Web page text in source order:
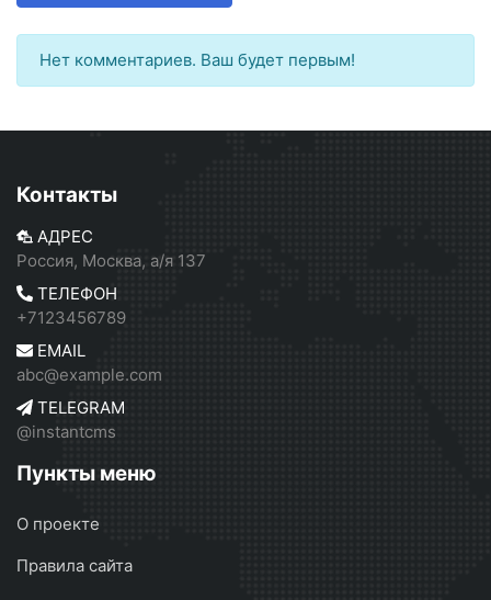
Нет комментариев. Ваш будет первым!
Контакты
АДРЕС
Россия, Москва, а/я 137
ТЕЛЕФОН
+7123456789
EMAIL
abc@example.com
TELEGRAM
@instantcms
Пункты меню
О проекте
Правила сайта